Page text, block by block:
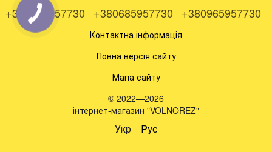
+380505957730 +380685957730 +380965957730
Контактна інформація
Повна версія сайту
Мапа сайту
© 2022—2026
інтернет-магазин "VOLNOREZ"
Укр Рус